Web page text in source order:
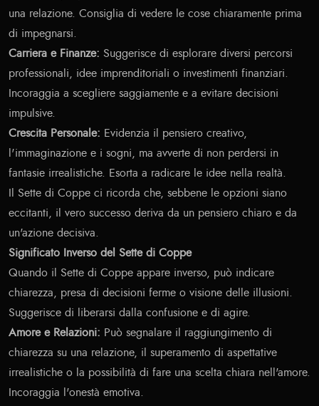
una relazione. Consiglia di vedere le cose chiaramente prima
di impegnarsi.
Carriera e Finanze: Suggerisce di esplorare diversi percorsi
professionali, idee imprenditoriali o investimenti finanziari.
Incoraggia a scegliere saggiamente e a evitare decisioni
impulsive.
Crescita Personale: Evidenzia il pensiero creativo,
l'immaginazione e i sogni, ma avverte di non perdersi in
fantasie irrealistiche. Esorta a radicare le idee nella realtà.
Il Sette di Coppe ci ricorda che, sebbene le opzioni siano
eccitanti, il vero successo deriva da un pensiero chiaro e da
un'azione decisiva.
Significato Inverso del Sette di Coppe
Quando il Sette di Coppe appare inverso, può indicare
chiarezza, presa di decisioni ferme o visione delle illusioni.
Suggerisce di liberarsi dalla confusione e di agire.
Amore e Relazioni: Può segnalare il raggiungimento di
chiarezza su una relazione, il superamento di aspettative
irrealistiche o la possibilità di fare una scelta chiara nell'amore.
Incoraggia l'onestà emotiva.